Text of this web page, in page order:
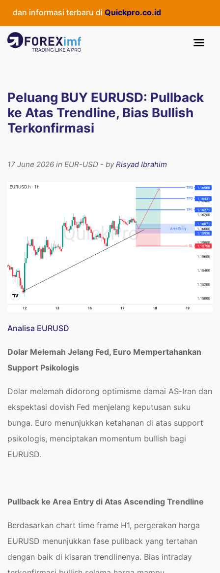
informasi terbaru diQuickpro.co.id
Peluang BUY EURUSD: Pullback
ke Atas Trendline, Bias Bullish
Terkonfirmasi
17 June 2026 in EUR-USD - byRisyad Ibrahim
Analisa EURUSD
Dolar Melemah Jelang Fed, Euro Mempertahankan
Support Psikologis
Dolar melemah didorong optimisme damai AS-Iran dan
ekspektasi dovish Fed menjelang keputusan suku
bunga. Euro menunjukkan ketahanan di atas support
psikologis, menciptakan momentum bullish bagi
EURUSD.
Pullback ke Area Entry di Atas Ascending Trendline
Berdasarkan chart time frame H1, pergerakan harga
EURUSD menunjukkan fase pullback yang tertahan
dengan baik di kisaran trendlinenya. Bias intraday